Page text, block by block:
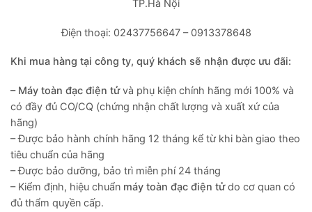
TP.Hà Nội
Điện thoại: 02437756647 – 0913378648
Khi mua hàng tại công ty, quý khách sẽ nhận được ưu đãi:
– Máy toàn đạc điện tửvà phụ kiện chính hãng mới 100% và
có đầy đủ CO/CQ (chứng nhận chất lượng và xuất xứ của
hãng)
– Được bảo hành chính hãng 12 tháng kể từ khi bàn giao theo
tiêu chuẩn của hãng
– Được bảo dưỡng, bảo trì miễn phí 24 tháng
– Kiểm định, hiệu chuẩn máy toàn đạc điện tửdo cơ quan có
đủ thẩm quyền cấp.